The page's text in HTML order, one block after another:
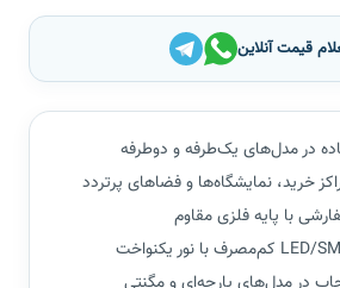
قیمت آنلاین
در مدل‌های یک‌طرفه و دوطرفه
خرید، نمایشگاه‌ها و فضاهای پرتردد
با پایه فلزی مقاوم